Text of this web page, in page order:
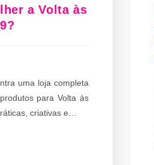
a Volta às
uma loja completa
para Volta às
criativas e…